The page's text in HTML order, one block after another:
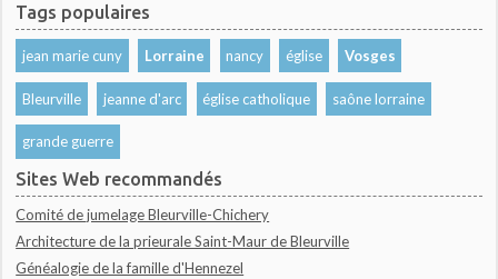
Tags populaires
jean marie cuny Lorraine nancy église Vosges
Bleurville jeanne d'arc église catholique saône lorraine
grande guerre
Sites Web recommandés
Comité de jumelage Bleurville-Chichery
Architecture de la prieurale Saint-Maur de Bleurville
Généalogie de la famille d'Hennezel